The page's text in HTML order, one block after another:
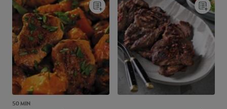
50 MIN